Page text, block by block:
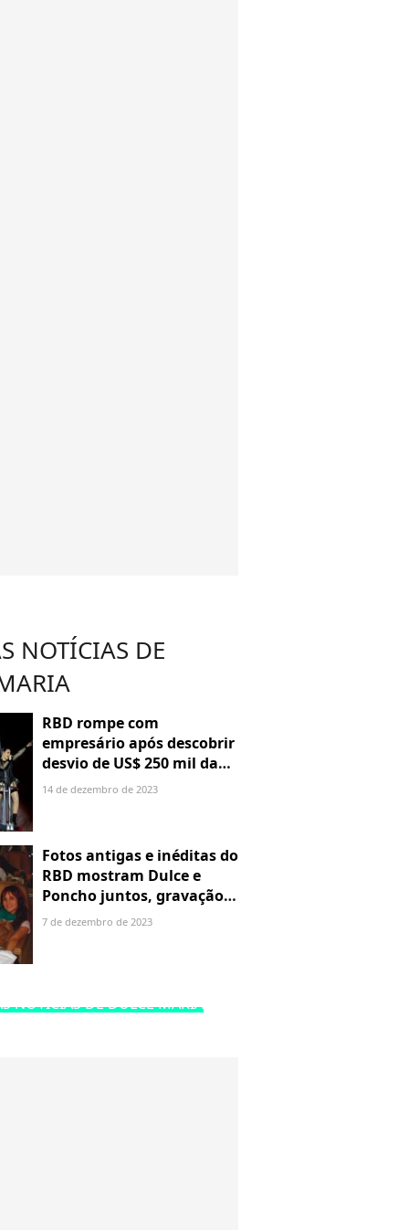
NOTÍCIAS DE
RBD rompe com
empresário após descobrir
desvio de US$ 250 mil da
Soy Rebelde Tour. Entenda!
14 de dezembro de 2023
Fotos antigas e inéditas do
RBD mostram Dulce e
Poncho juntos, gravação
de clipe e mais bastidores
7 de dezembro de 2023
NOTÍCIAS DE DULCE MARIA